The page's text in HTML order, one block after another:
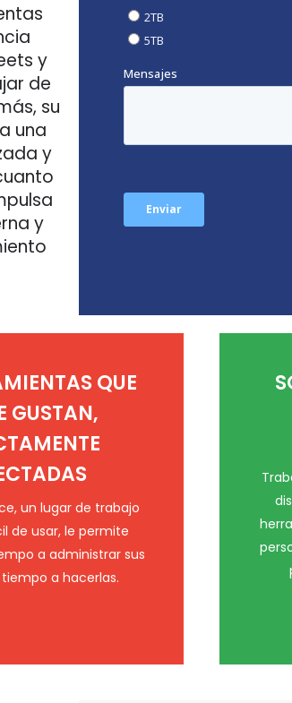
y
de
su
una
y
y
QUE
GUSTAN,
un lugar de trabajo
de usar, le permite
a administrar sus
a hacerlas.